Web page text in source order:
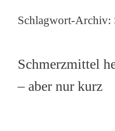
Schlagwort-Archiv:
Schmerzmittel
– aber nur kurz